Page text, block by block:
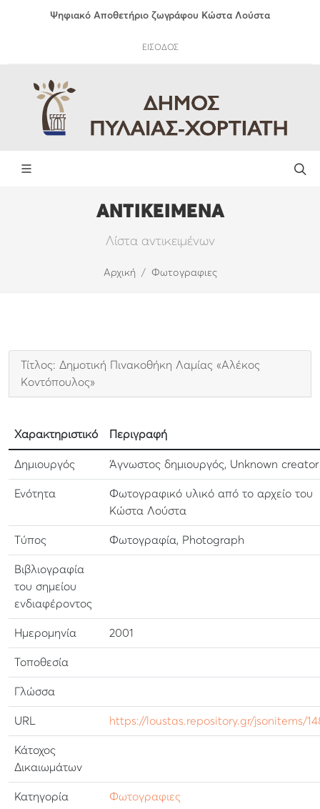
Ψηφιακό Αποθετήριο ζωγράφου Κώστα Λούστα
ΕΙΣΟΔΟΣ
ΑΝΤΙΚΕΙΜΕΝΑ
Λίστα αντικειμένων
Αρχική Φωτογραφιες
Τίτλος: Δημοτική Πινακοθήκη Λαμίας «Αλέκος
Κοντόπουλος»
Χαρακτηριστικό Περιγραφή
Δημιουργός Άγνωστος δημιουργός, Unknown creator
Ενότητα
Φωτογραφικό υλικό από το αρχείο του
Κώστα Λούστα
Τύπος Φωτογραφία, Photograph
Βιβλιογραφία
του σημείου
ενδιαφέροντος
Ημερομηνία 2001
Τοποθεσία
Γλώσσα
URL https://loustas.repository.gr/jsonitems/
Κάτοχος
Δικαιωμάτων
Κατηγορία Φωτογραφιες